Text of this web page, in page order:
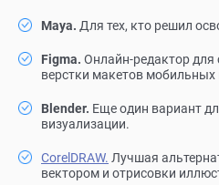
Maya. Для тех, кто решил
Figma. Онлайн-редактор для
верстки макетов
Blender. Еще один вариант
визуализации.
CorelDRAW. Лучшая
вектором и отрисовки